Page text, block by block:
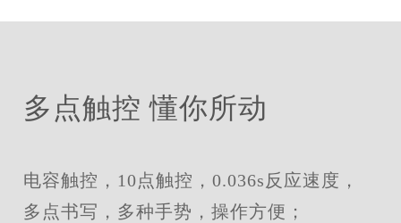
多点触控 懂你所动
电容触控，10点触控，0.036s反应速度，
多点书写，多种手势，操作方便；